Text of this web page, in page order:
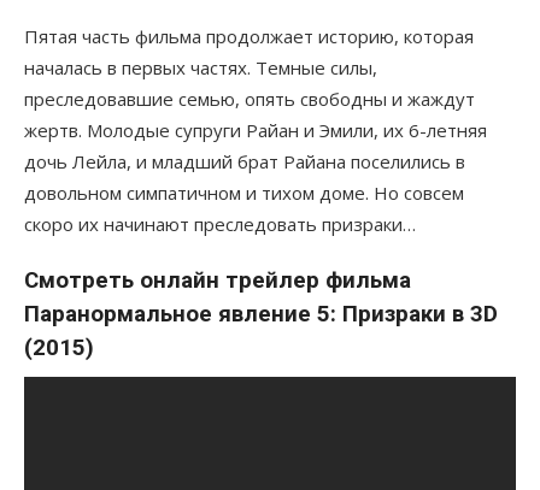
Пятая часть фильма продолжает историю, которая
началась в первых частях. Темные силы,
преследовавшие семью, опять свободны и жаждут
жертв. Молодые супруги Райан и Эмили, их 6-летняя
дочь Лейла, и младший брат Райана поселились в
довольном симпатичном и тихом доме. Но совсем
скоро их начинают преследовать призраки…
Смотреть онлайн трейлер фильма
Паранормальное явление 5: Призраки в 3D
(2015)